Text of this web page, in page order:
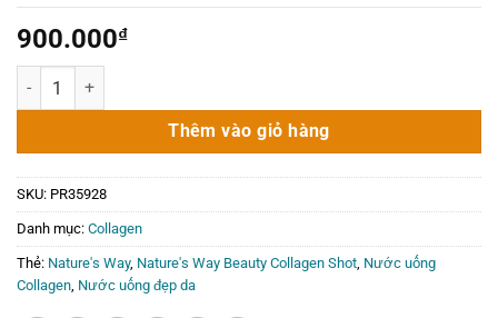
900.000₫
Nước uống đẹp da Nature's Way Beauty Collagen Shot 10 chai số
Thêm vào giỏ hàng
SKU: PR35928
Danh mục: Collagen
Thẻ: Nature's Way, Nature's Way Beauty Collagen Shot Nước uống
Collagen Nước uống đẹp da